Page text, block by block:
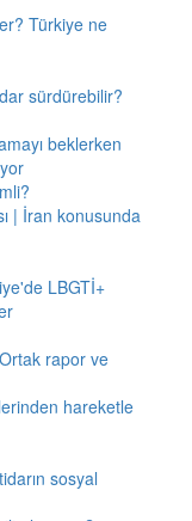
Türkiye ne
sürdürebilir?
beklerken
| İran konusunda
LBGTİ+
rapor ve
hareketle
sosyal